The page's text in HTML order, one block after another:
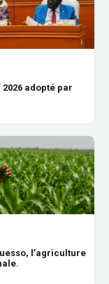
adopté par
l’agriculture